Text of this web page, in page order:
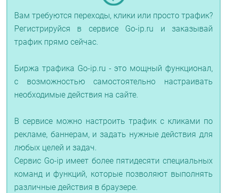
Вам требуются переходы, клики или просто трафик?
Регистрируйся в сервисе Go-ip.ru и заказывай
трафик прямо сейчас.
Биржа трафика Go-ip.ru - это мощный функционал,
с возможностью самостоятельно настраивать
необходимые действия на сайте.
В сервисе можно настроить трафик с кликами по
рекламе, баннерам, и задать нужные действия для
любых целей и задач.
Сервис Go-ip имеет более пятидесяти специальных
команд и функций, которые позволяют выполнять
различные действия в браузере.